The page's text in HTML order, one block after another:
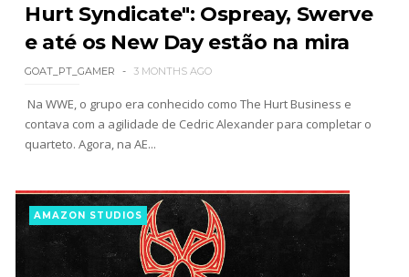
WWE NXT 28 JULY 2026
Unknown-Jul 29 2026
Throwback: The Rock vs Brock Lesnar:
SummerSlam 2002 - Undisputed WWE
SCSA867-Jul 28 2026
WWE Monday Night Raw 27 July 2026
Unknown - Jul 28 2026
Hurt Syndicate": Ospreay, Swerve
e até os New Day estão na mira
GOAT_PT_GAMER 3 MONTHS AGO
Na WWE, o grupo era conhecido como The Hurt Business e
contava com a agilidade de Cedric Alexander para completar o
quarteto. Agora, na AE...
AMAZON STUDIOS